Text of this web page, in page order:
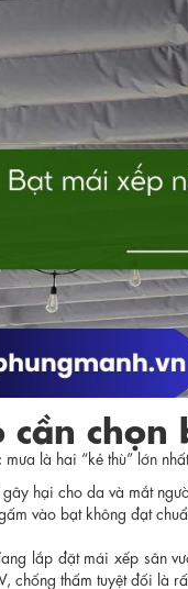
cần
mưa là hai “kẻ thù” lớn
hại cho da và mắt
vào bạt không đạt
lắp đặt mái xếp sân
chống thấm tuyệt đối là